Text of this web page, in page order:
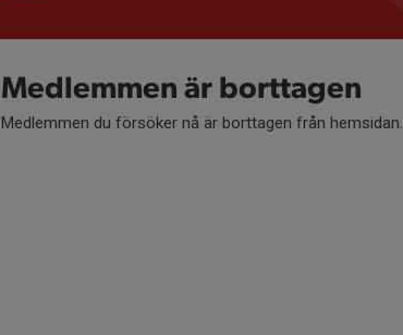
Medlemmen är borttagen
Medlemmen du försöker nå är borttagen från hemsidan.